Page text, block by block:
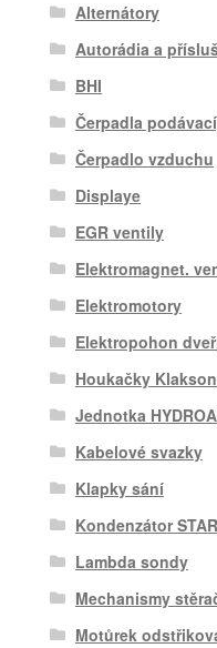
Alternátory
Autorádia a
BHI
Čerpadla
Čerpadlo vzduchu
Displaye
EGR ventily
Elektromagnet.
Elektromotory
Elektropohon
Houkačky
Jednotka
Kabelové svazky
Klapky sání
Kondenzátor
Lambda sondy
Mechanismy
Motůrek